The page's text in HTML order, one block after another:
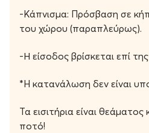
Παραγωγή: gazarte, 223 Events
-Κάπνισμα: Πρόσβαση σε
του χώρου (παραπλεύρως).
-Η είσοδος βρίσκεται επί
*H κατανάλωση δεν είναι
Τα εισιτήρια είναι
ποτό!